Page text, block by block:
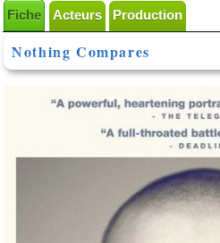
Fiche Acteurs Production
Nothing Compares